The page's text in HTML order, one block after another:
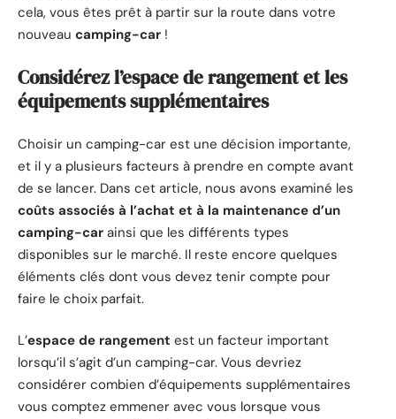
cela, vous êtes prêt à partir sur la route dans votre
nouveau camping-car !
Considérez l’espace de rangement et les
équipements supplémentaires
Choisir un camping-car est une décision importante,
et il y a plusieurs facteurs à prendre en compte avant
de se lancer. Dans cet article, nous avons examiné les
coûts associés à l’achat et à la maintenance d’un
camping-car ainsi que les différents types
disponibles sur le marché. Il reste encore quelques
éléments clés dont vous devez tenir compte pour
faire le choix parfait.
L’espace de rangement est un facteur important
lorsqu’il s’agit d’un camping-car. Vous devriez
considérer combien d’équipements supplémentaires
vous comptez emmener avec vous lorsque vous